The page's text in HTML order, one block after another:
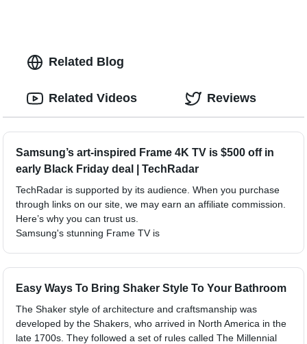
Related Blog
Samsung’s art-inspired Frame 4K TV is $500 off in
early Black Friday deal | TechRadar
TechRadar is supported by its audience. When you purchase
through links on our site, we may earn an affiliate commission.
Here’s why you can trust us.
Samsung's stunning Frame TV is
Easy Ways To Bring Shaker Style To Your Bathroom
The Shaker style of architecture and craftsmanship was
developed by the Shakers, who arrived in North America in the
late 1700s. They followed a set of rules called The Millennial
Related Videos Reviews